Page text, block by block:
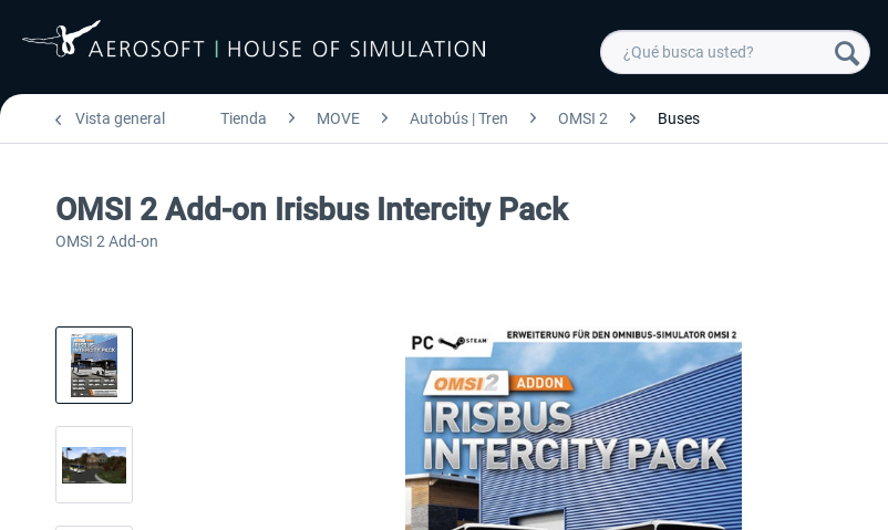
Vista general Tienda MOVE Autobús | Tren OMSI 2 Buses
OMSI 2 Add-on Irisbus Intercity Pack
OMSI 2 Add-on